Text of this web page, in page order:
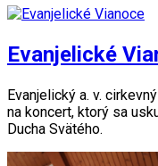
Evanjelické
Evanjelický a. v.
na koncert, ktorý sa
Ducha Svätého.